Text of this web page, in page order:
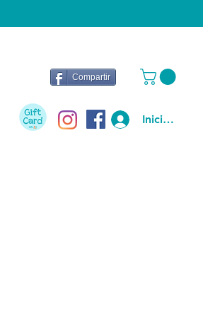
Compartir
Iniciar sesión